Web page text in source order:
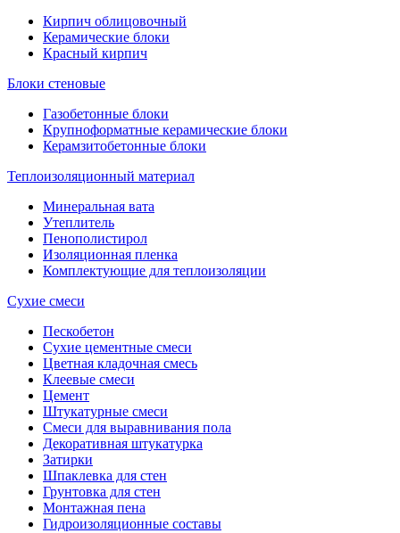
Кирпич облицовочный
Керамические блоки
Красный кирпич
Блоки стеновые
Газобетонные блоки
Крупноформатные керамические блоки
Керамзитобетонные блоки
Теплоизоляционный материал
Минеральная вата
Утеплитель
Пенополистирол
Изоляционная пленка
Комплектующие для теплоизоляции
Сухие смеси
Пескобетон
Сухие цементные смеси
Цветная кладочная смесь
Клеевые смеси
Цемент
Штукатурные смеси
Смеси для выравнивания пола
Декоративная штукатурка
Затирки
Шпаклевка для стен
Грунтовка для стен
Монтажная пена
Гидроизоляционные составы